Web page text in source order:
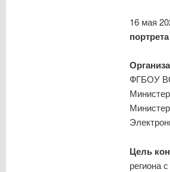
16 мая
ФГБОУ ВО
Цель
региона